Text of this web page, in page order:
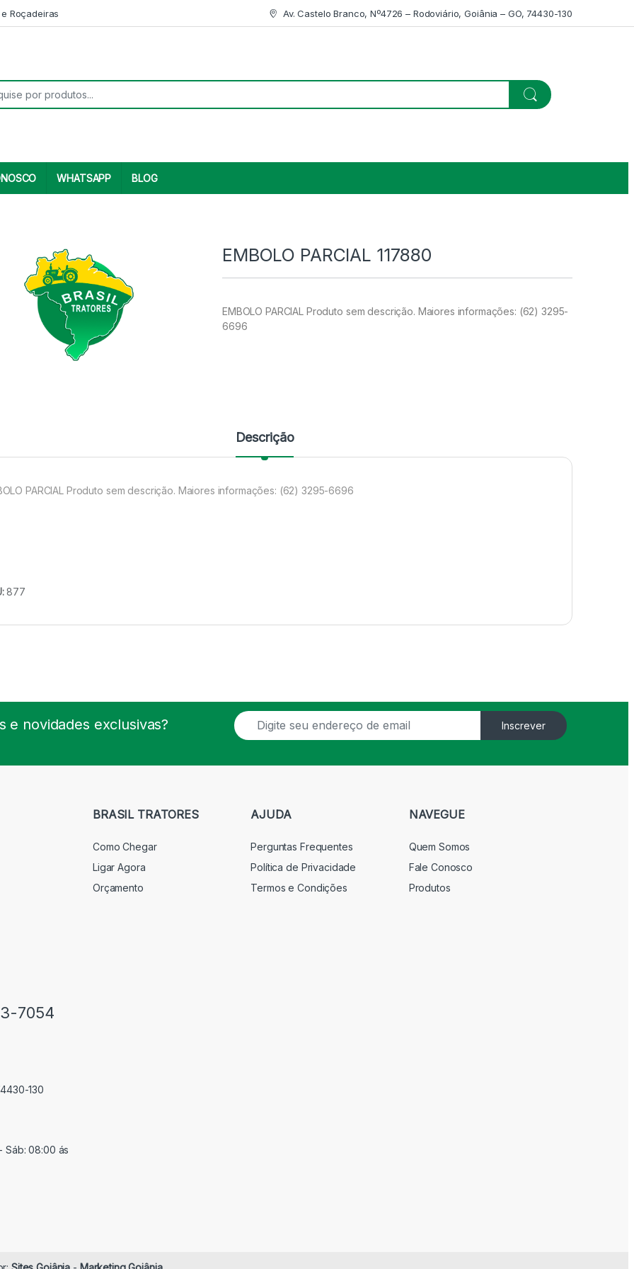
Roçadeiras Av. Castelo Branco, Nº4726 – Rodoviário, Goiânia – GO, 74430-130
WHATSAPP BLOG
EMBOLO PARCIAL 117880
EMBOLO PARCIAL Produto sem descrição. Maiores informações: (62) 3295-
6696
Descrição
PARCIAL Produto sem descrição. Maiores informações: (62) 3295-6696
877
novidades exclusivas?
E
m
Inscrever
7054
130
Sáb: 08:00 ás
BRASIL TRATORES
Como Chegar
Ligar Agora
Orçamento
AJUDA
Perguntas Frequentes
Política de Privacidade
Termos e Condições
NAVEGUE
Quem Somos
Fale Conosco
Produtos